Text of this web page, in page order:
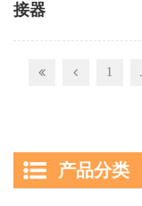
接器
1
产品分类